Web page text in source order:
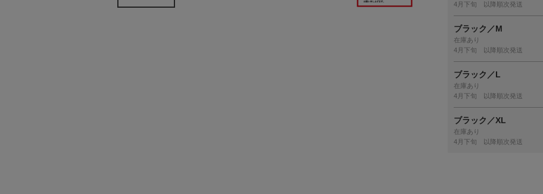
4月下旬 以降順次発送
ブラック／M
在庫あり
4月下旬 以降順次発送
ブラック／L
在庫あり
4月下旬 以降順次発送
ブラック／XL
在庫あり
4月下旬 以降順次発送